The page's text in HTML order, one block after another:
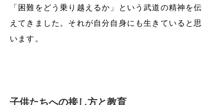
「困難をどう乗り越えるか」という武道の精神を伝
えてきました。それが自分自身にも生きていると思
います。
子供たちへの接し方と教育